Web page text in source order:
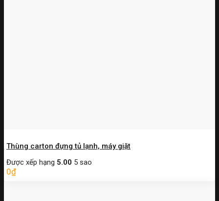
Thùng carton đựng tủ lạnh, máy giặt
Được xếp hạng 5.00 5 sao
0₫